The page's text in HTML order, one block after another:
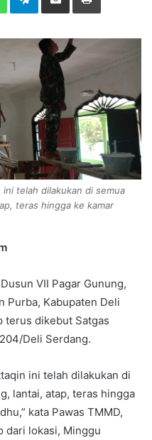
telah dilakukan di semua
teras hingga ke kamar
VII Pagar Gunung,
Purba, Kabupaten Deli
terus dikebut Satgas
Deli Serdang.
ini telah dilakukan di
lantai, atap, teras hingga
kata Pawas TMMD,
dari lokasi, Minggu